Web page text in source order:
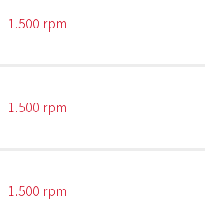
1.500 rpm
1.500 rpm
1.500 rpm